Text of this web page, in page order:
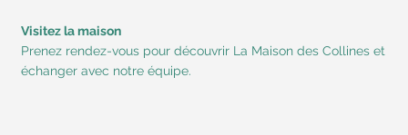
Visitez la maison
Prenez rendez-vous pour découvrir La Maison des Collines et
échanger avec notre équipe.